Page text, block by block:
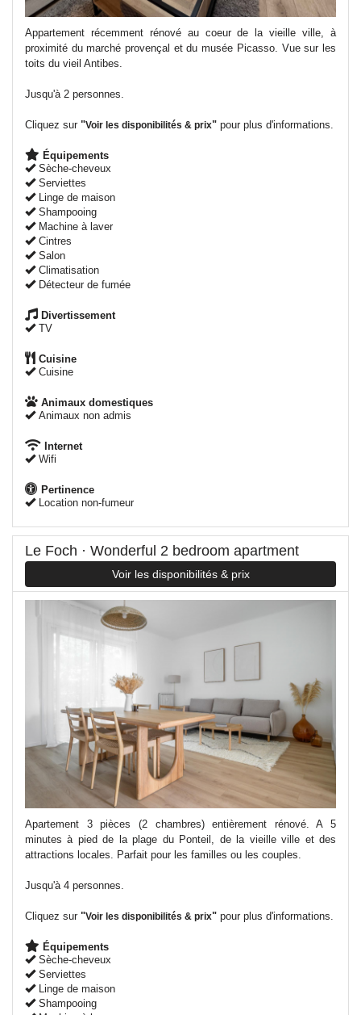
Appartement récemment rénové au coeur de la vieille ville, à
proximité du marché provençal et du musée Picasso. Vue sur les
toits du vieil Antibes.
Jusqu'à 2 personnes.
Cliquez sur "Voir les disponibilités & prix" pour plus d'informations.
Équipements
Sèche-cheveux
Serviettes
Linge de maison
Shampooing
Machine à laver
Cintres
Salon
Climatisation
Détecteur de fumée
Divertissement
TV
Cuisine
Cuisine
Animaux domestiques
Animaux non admis
Internet
Wifi
Pertinence
Location non-fumeur
Le Foch · Wonderful 2 bedroom apartment
Voir les disponibilités & prix
Apartement 3 pièces (2 chambres) entièrement rénové. A 5
minutes à pied de la plage du Ponteil, de la vieille ville et des
attractions locales. Parfait pour les familles ou les couples.
Jusqu'à 4 personnes.
Cliquez sur "Voir les disponibilités & prix" pour plus d'informations.
Équipements
Sèche-cheveux
Serviettes
Linge de maison
Shampooing